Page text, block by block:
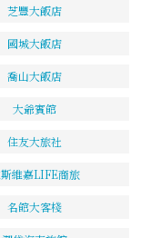
芝豐大飯店
國城大飯店
喬山大飯店
大爺賓館
住友大旅社
維嘉LIFE商旅
名館大客棧